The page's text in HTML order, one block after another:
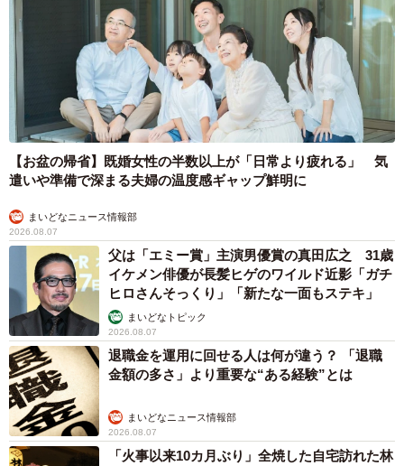
【お盆の帰省】既婚女性の半数以上が「日常より疲れる」 気
遣いや準備で深まる夫婦の温度感ギャップ鮮明に
まいどなニュース情報部
2026.08.07
父は「エミー賞」主演男優賞の真田広之 31歳
イケメン俳優が長髪ヒゲのワイルド近影「ガチ
ヒロさんそっくり」「新たな一面もステキ」
まいどなトピック
2026.08.07
退職金を運用に回せる人は何が違う？ 「退職
金額の多さ」より重要な“ある経験”とは
まいどなニュース情報部
2026.08.07
「火事以来10カ月ぶり」全焼した自宅訪れた林